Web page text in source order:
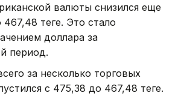
валюты снизился еще
467,48 теңге. Это стало
доллара за
период.
за несколько торговых
с 475,38 до 467,48 теңге.